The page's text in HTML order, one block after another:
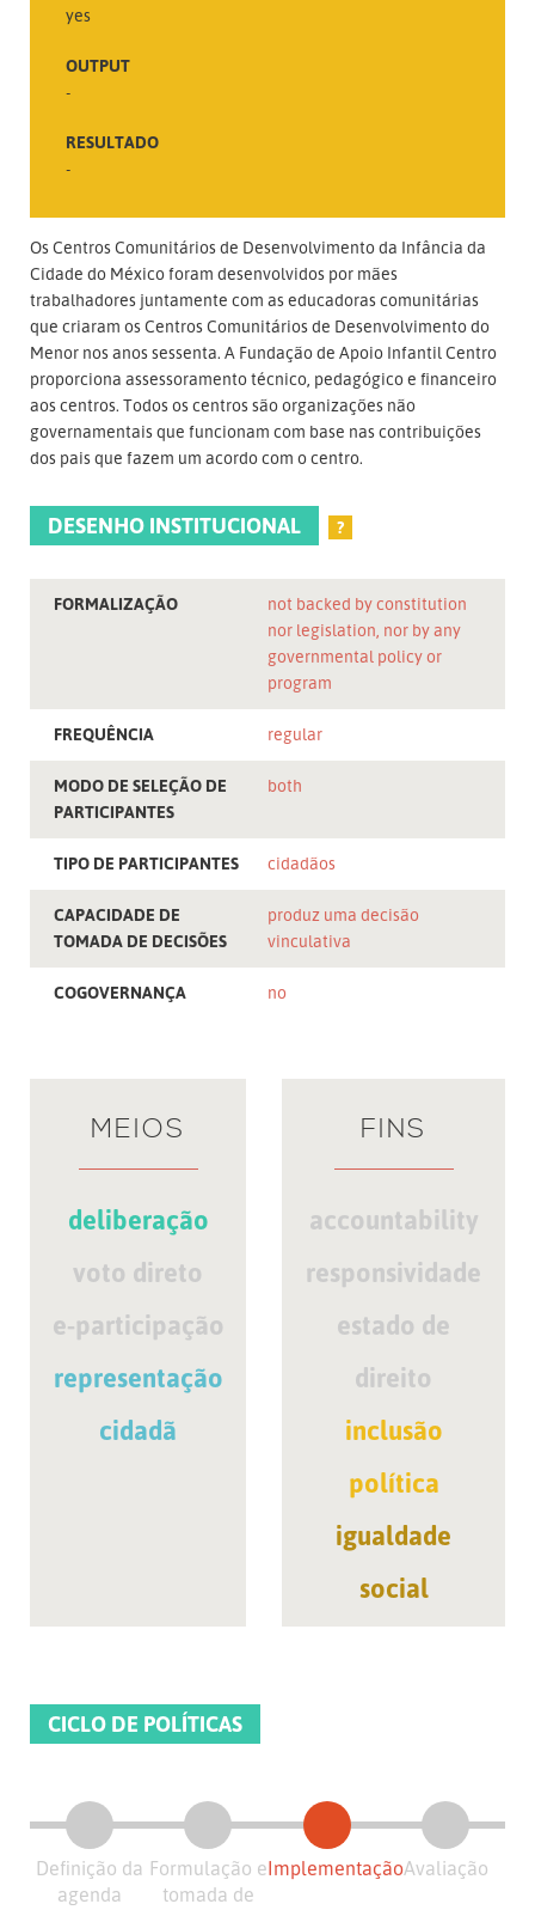
yes
OUTPUT
-
RESULTADO
-
Os Centros Comunitários de Desenvolvimento da Infância da
Cidade do México foram desenvolvidos por mães
trabalhadores juntamente com as educadoras comunitárias
que criaram os Centros Comunitários de Desenvolvimento do
Menor nos anos sessenta. A Fundação de Apoio Infantil Centro
proporciona assessoramento técnico, pedagógico e financeiro
aos centros. Todos os centros são organizações não
governamentais que funcionam com base nas contribuições
dos pais que fazem um acordo com o centro.
DESENHO INSTITUCIONAL ?
FORMALIZAÇÃO
not backed by constitution
nor legislation, nor by any
governmental policy or
program
FREQUÊNCIA regular
MODO DE SELEÇÃO DE
PARTICIPANTES
both
TIPO DE PARTICIPANTES cidadãos
CAPACIDADE DE
TOMADA DE DECISÕES
produz uma decisão
vinculativa
COGOVERNANÇA no
MEIOS
deliberação
voto direto
e-participação
representação
cidadã
FINS
accountability
responsividade
estado de
direito
inclusão
política
igualdade
social
CICLO DE POLÍTICAS
Definição da
agenda
Formulação e
tomada de
ImplementaçãoAvaliação